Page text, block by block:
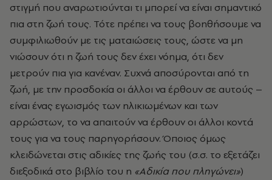
στιγμή που αναρωτιούνται τι μπορεί να είναι σημαντικό
πια στη ζωή τους. Τότε πρέπει να τους βοηθήσουμε να
συμφιλιωθούν με τις ματαιώσεις τους, ώστε να μη
νιώσουν ότι η ζωή τους δεν έχει νόημα, ότι δεν
μετρούν πια για κανέναν. Συχνά αποσύρονται από τη
ζωή, με την προσδοκία οι άλλοι να έρθουν σε αυτούς –
είναι ένας εγωισμός των ηλικιωμένων και των
αρρώστων, το να απαιτούν να έρθουν οι άλλοι κοντά
τους για να τους παρηγορήσουν. Όποιος όμως
κλειδώνεται στις αδικίες της ζωής του (σ.σ. το εξετάζει
διεξοδικά στο βιβλίο του η «Αδικία που πληγώνει»)